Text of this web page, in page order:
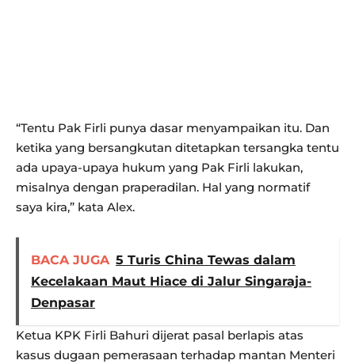
“Tentu Pak Firli punya dasar menyampaikan itu. Dan
ketika yang bersangkutan ditetapkan tersangka tentu
ada upaya-upaya hukum yang Pak Firli lakukan,
misalnya dengan praperadilan. Hal yang normatif
saya kira,” kata Alex.
BACA JUGA 5 Turis China Tewas dalam
Kecelakaan Maut Hiace di Jalur Singaraja-
Denpasar
Ketua KPK Firli Bahuri dijerat pasal berlapis atas
kasus dugaan pemerasaan terhadap mantan Menteri